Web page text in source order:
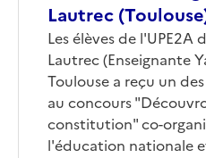
Lautrec
Les élèves de l'UPE2A
Lautrec (Enseignante
Toulouse a reçu un
au concours
constitution" co-
l'éducation nationale